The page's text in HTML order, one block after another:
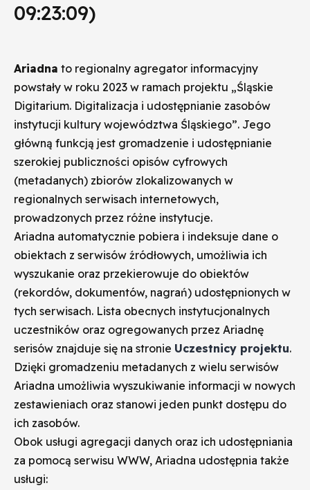
09:23:09)
Ariadna to regionalny agregator informacyjny
powstały w roku 2023 w ramach projektu „Śląskie
Digitarium. Digitalizacja i udostępnianie zasobów
instytucji kultury województwa Śląskiego”. Jego
główną funkcją jest gromadzenie i udostępnianie
szerokiej publiczności opisów cyfrowych
(metadanych) zbiorów zlokalizowanych w
regionalnych serwisach internetowych,
prowadzonych przez różne instytucje.
Ariadna automatycznie pobiera i indeksuje dane o
obiektach z serwisów źródłowych, umożliwia ich
wyszukanie oraz przekierowuje do obiektów
(rekordów, dokumentów, nagrań) udostępnionych w
tych serwisach. Lista obecnych instytucjonalnych
uczestników oraz ogregowanych przez Ariadnę
serisów znajduje się na stronie Uczestnicy projektu.
Dzięki gromadzeniu metadanych z wielu serwisów
Ariadna umożliwia wyszukiwanie informacji w nowych
zestawieniach oraz stanowi jeden punkt dostępu do
ich zasobów.
Obok usługi agregacji danych oraz ich udostępniania
za pomocą serwisu WWW, Ariadna udostępnia także
usługi: